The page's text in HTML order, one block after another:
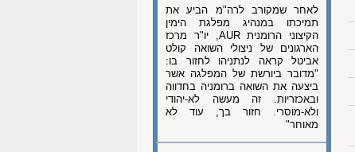
לאחר שמקורב לרה"מ הביע את
תמיכתו במנהיג מפלגת הימין
הקיצוני הרומנית AUR, יו"ר מרכז
הארגונים של ניצולי השואה קולט
אביטל קראה לנתניהו לחזור בו:
"מדובר ביורשת של המפלגה אשר
ביצעה את השואה ברומניה בחדווה
ובאכזריות. זה מעשה לא-יהודי
ולא-מוסרי. חזור בך, עוד לא
מאוחר"